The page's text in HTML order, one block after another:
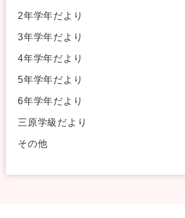
2年学年だより
3年学年だより
4年学年だより
5年学年だより
6年学年だより
三原学級だより
その他